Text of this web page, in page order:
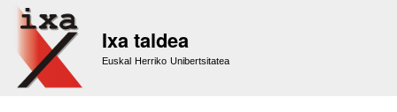
Ixa taldea
Euskal Herriko Unibertsitatea